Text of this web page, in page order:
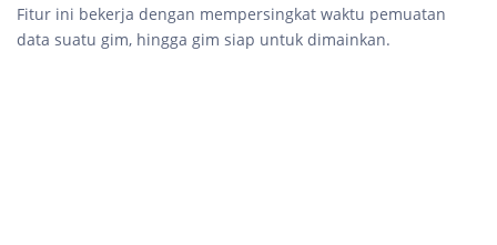
Fitur ini bekerja dengan mempersingkat waktu pemuatan
data suatu gim, hingga gim siap untuk dimainkan.